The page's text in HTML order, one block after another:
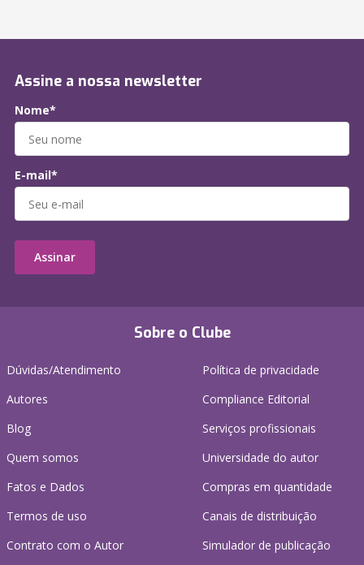
Sobre o Clube
Dúvidas/Atendimento
Autores
Blog
Quem somos
Fatos e Dados
Termos de uso
Contrato com o Autor
Política de privacidade
Compliance Editorial
Serviços profissionais
Universidade do autor
Compras em quantidade
Canais de distribuição
Simulador de publicação
Assine a nossa newsletter
Nome*
E-mail*
Assinar